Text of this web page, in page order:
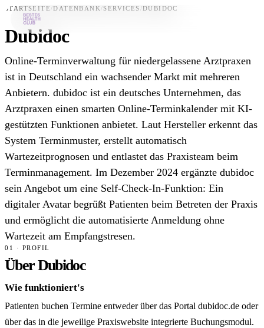
Datenbank
News
Für Unternehmen
Jetzt downloaden
STARTSEITE /DATENBANK /SERVICES /DUBIDOC
Dubidoc
Online-Terminverwaltung für niedergelassene Arztpraxen
ist in Deutschland ein wachsender Markt mit mehreren
Anbietern. dubidoc ist ein deutsches Unternehmen, das
Arztpraxen einen smarten Online-Terminkalender mit KI-
gestützten Funktionen anbietet. Laut Hersteller erkennt das
System Terminmuster, erstellt automatisch
Wartezeitprognosen und entlastet das Praxisteam beim
Terminmanagement. Im Dezember 2024 ergänzte dubidoc
sein Angebot um eine Self-Check-In-Funktion: Ein
digitaler Avatar begrüßt Patienten beim Betreten der Praxis
und ermöglicht die automatisierte Anmeldung ohne
Wartezeit am Empfangstresen.
01 · PROFIL
Über Dubidoc
Wie funktioniert's
Patienten buchen Termine entweder über das Portal dubidoc.de oder
über das in die jeweilige Praxiswebsite integrierte Buchungsmodul.